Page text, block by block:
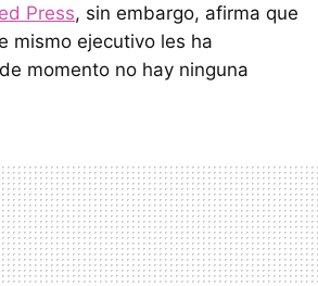
Press, sin embargo, afirma que
mismo ejecutivo les ha
momento no hay ninguna